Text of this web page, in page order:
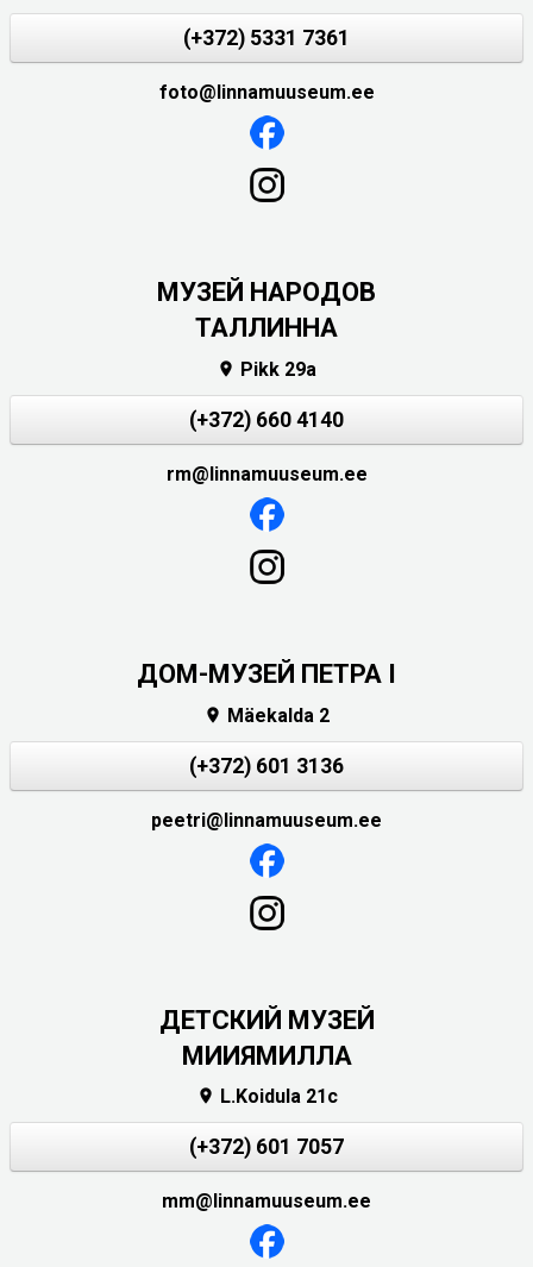
(+372) 5331 7361
foto@linnamuuseum.ee
MУЗЕЙ НАРОДОВ
ТАЛЛИННА
 Pikk 29a
(+372) 660 4140
rm@linnamuuseum.ee
ДОМ-МУЗЕЙ ПЕТРА I
 Mäekalda 2
(+372) 601 3136
peetri@linnamuuseum.ee
ДЕТСКИЙ МУЗЕЙ
МИИЯМИЛЛА
 L.Koidula 21c
(+372) 601 7057
mm@linnamuuseum.ee